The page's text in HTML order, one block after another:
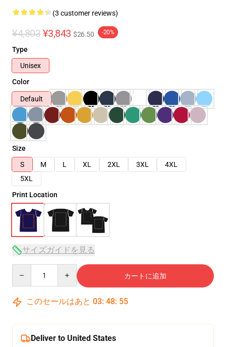
(3 customer reviews)
¥4,803 ¥3,843 $26.50 -20%
Type
Unisex
Color
Default
Size
S
M L XL 2XL 3XL
4XL
5XL
Print Location
サイズガイドを見る
カートに追加
このセールはあと 03: 48: 54
Deliver to United States